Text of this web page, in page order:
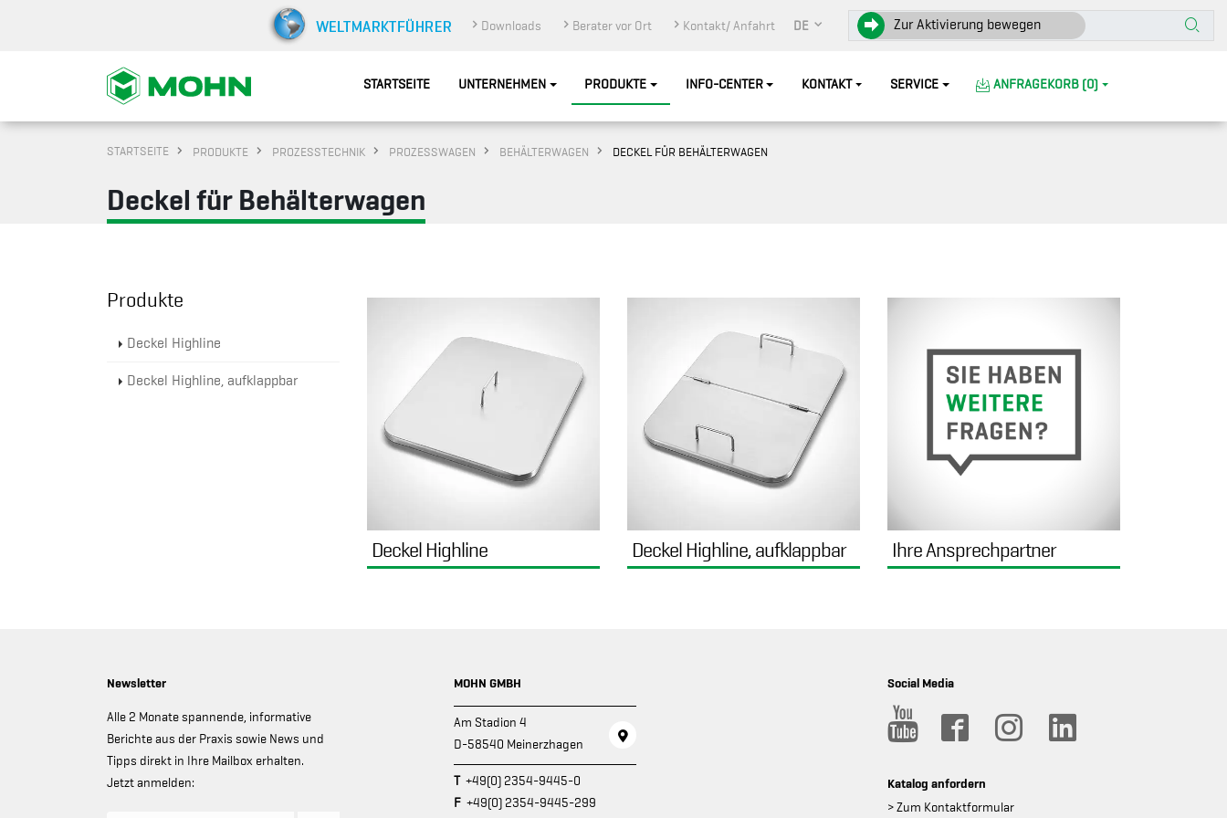
Downloads Berater vor Ort Kontakt/ Anfahrt DE Zur Aktivierung bewegen
STARTSEITE UNTERNEHMEN PRODUKTE INFO-CENTER KONTAKT SERVICE ANFRAGEKORB (0)
STARTSEITE PRODUKTE PROZESSTECHNIK PROZESSWAGEN BEHÄLTERWAGEN DECKEL FÜR BEHÄLTERWAGEN
Deckel für Behälterwagen
Produkte
Deckel Highline
Deckel Highline, aufklappbar
Deckel Highline Deckel Highline, aufklappbar Ihre Ansprechpartner
Newsletter
Alle 2 Monate spannende, informative
Berichte aus der Praxis sowie News und
Tipps direkt in Ihre Mailbox erhalten.
Jetzt anmelden:
MOHN GMBH
Am Stadion 4
D-58540 Meinerzhagen
T+49(0) 2354-9445-0
F +49(0) 2354-9445-299
Social Media
Katalog anfordern
> Zum Kontaktformular